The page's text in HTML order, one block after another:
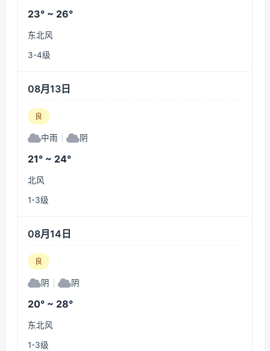
23° ~ 26°
东北风
3-4级
08月13日
良
中雨 阴
21° ~ 24°
北风
1-3级
08月14日
良
阴 阴
20° ~ 28°
东北风
1-3级